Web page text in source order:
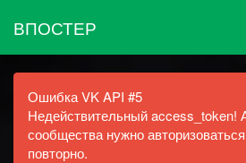
ВПОСТЕР
Ошибка VK API #5
Недействительный access_token!
сообщества нужно
повторно.